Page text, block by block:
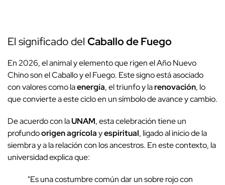
El significado del Caballo de Fuego
En 2026, el animal y elemento que rigen el Año Nuevo
Chino son el Caballo y el Fuego. Este signo está asociado
con valores como laenergía, el triunfo y larenovación, lo
que convierte a este ciclo en un símbolo de avance y cambio.
De acuerdo con laUNAM, esta celebración tiene un
profundoorigen agrícolayespiritual, ligado al inicio de la
siembra y a la relación con los ancestros. En este contexto, la
universidad explica que:
"Es una costumbre común dar un sobre rojo con